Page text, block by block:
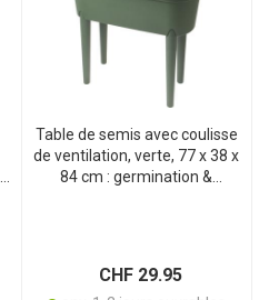
Table de semis avec coulisse
de ventilation, verte, 77 x 38 x
84 cm : germination &
aromatiques & fleurs
CHF 29.95